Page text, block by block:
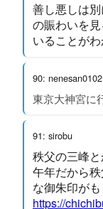
善し悪しは
の賑わいを
いることが
90: nenesan0102
東京大神宮に
91: sirobu
秩父の三峰
午年だから
な御朱印が
https://